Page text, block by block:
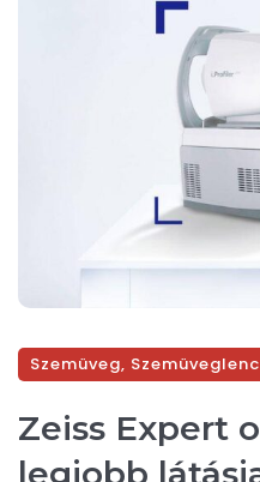
Szemüveg,
Zeiss Expert
legjobb